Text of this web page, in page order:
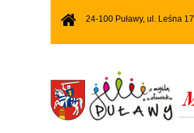
24-100 Puławy, ul. Leśna 17